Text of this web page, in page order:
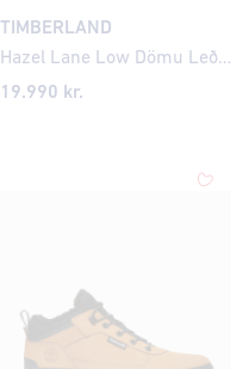
TIMBERLAND
Hazel Lane Low Dömu Leðurstrigaskór
19.990 kr.